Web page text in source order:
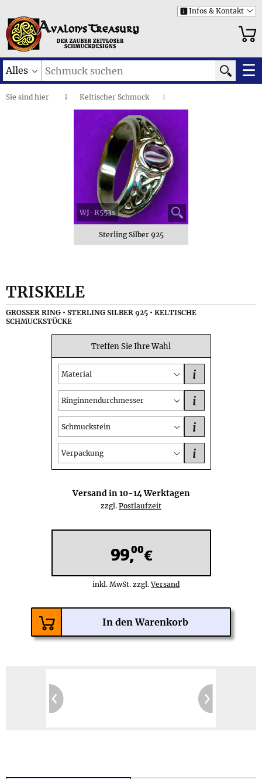
i Infos & Kontakt
Alles ☰
Sie sind hier ◌ Keltischer Schmuck I
Triskele • Großer Ring
WJ-R553s
Sterling Silber 925
TRISKELE
GROSSER RING • STERLING SILBER 925 • KELTISCHE S
CHMUCKSTÜCKE
Treffen Sie Ihre Wahl
Material i
Ringinnendurchmesser i
Schmuckstein i
Verpackung i
Versand in10-14Werktagen
zzgl. Postlaufzeit
99,00€
inkl. MwSt. zzgl.Versand